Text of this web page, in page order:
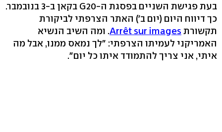
בעת פגישת השניים בפסגת ה-G20 בקאן ב-3 בנובמבר.
כך דיווח היום (יום ב') האתר הצרפתי לביקורת
תקשורת Arrêt sur images. ומה השיב הנשיא
האמריקני לעמיתו הצרפתי: "לך נמאס ממנו, אבל מה
איתי, אני צריך להתמודד איתו כל יום".